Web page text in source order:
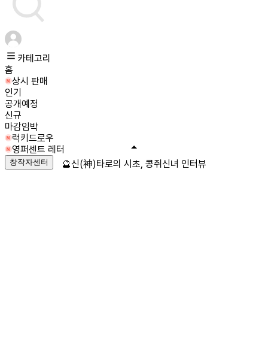
카테고리
홈
상시 판매
인기
공개예정
신규
마감임박
럭키드로우
영퍼센트 레터
창작자센터 🔮신(神)타로의 시초, 콩쥐신녀 인터뷰